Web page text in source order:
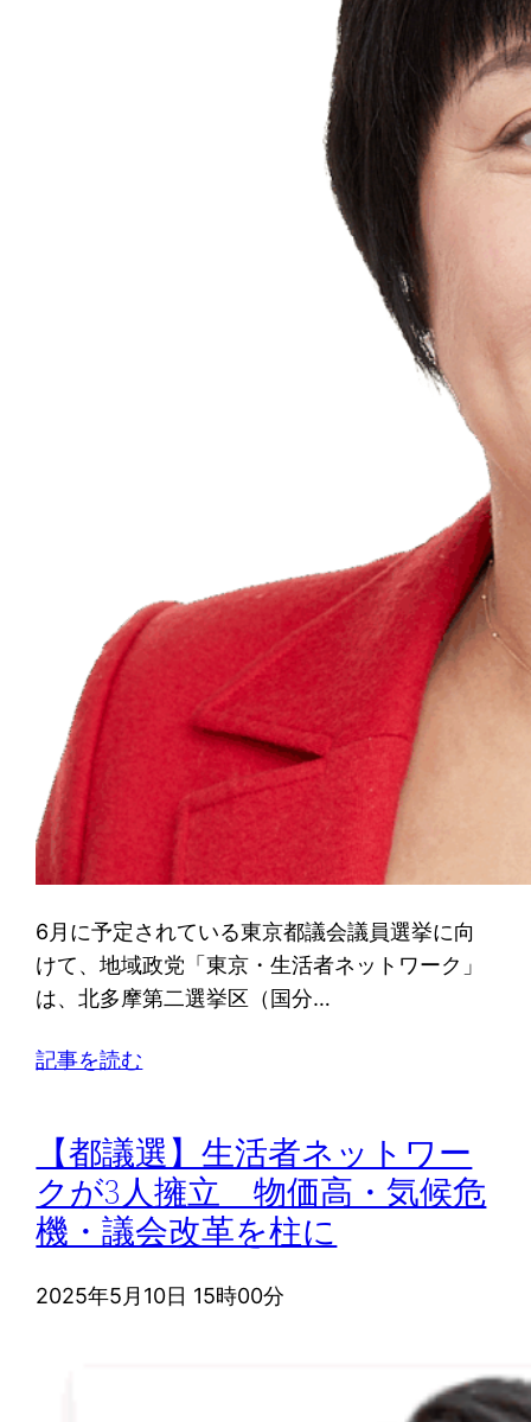
6月に予定されている東京都議会議員選挙に向
けて、地域政党「東京・生活者ネットワーク」
は、北多摩第二選挙区（国分…
記事を読む
【都議選】生活者ネットワー
クが3人擁立 物価高・気候危
機・議会改革を柱に
2025年5月10日 15時00分